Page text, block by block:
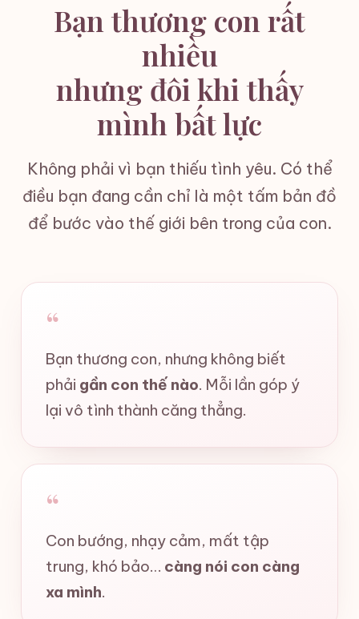
Bạn thương con rất
nhiều
nhưng đôi khi thấy
mình bất lực
Không phải vì bạn thiếu tình yêu. Có thể
điều bạn đang cần chỉ là một tấm bản đồ
để bước vào thế giới bên trong của con.
“
Bạn thương con, nhưng không biết
phải gần con thế nào. Mỗi lần góp ý
lại vô tình thành căng thẳng.
“
Con bướng, nhạy cảm, mất tập
trung, khó bảo… càng nói con càng
xa mình.